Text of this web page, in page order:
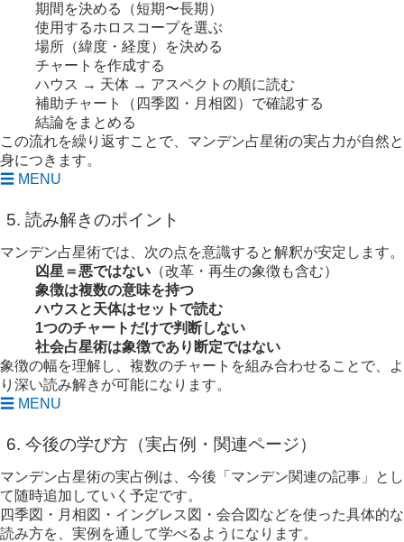
期間を決める（短期〜長期）
使用するホロスコープを選ぶ
場所（緯度・経度）を決める
チャートを作成する
ハウス → 天体 → アスペクトの順に読む
補助チャート（四季図・月相図）で確認する
結論をまとめる
この流れを繰り返すことで、マンデン占星術の実占力が自然と
身につきます。
☰ MENU
5. 読み解きのポイント
マンデン占星術では、次の点を意識すると解釈が安定します。
凶星＝悪ではない （改革・再生の象徴も含む）
象徴は複数の意味を持つ
ハウスと天体はセットで読む
1つのチャートだけで判断しない
社会占星術は象徴であり断定ではない
象徴の幅を理解し、複数のチャートを組み合わせることで、よ
り深い読み解きが可能になります。
☰ MENU
6. 今後の学び方（実占例・関連ページ）
マンデン占星術の実占例は、今後「マンデン関連の記事」とし
て随時追加していく予定です。
四季図・月相図・イングレス図・会合図などを使った具体的な
読み方を、実例を通して学べるようになります。